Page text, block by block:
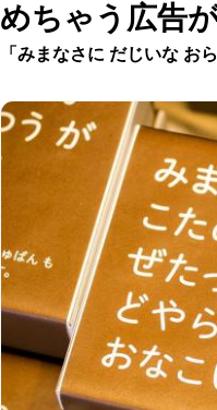
めちゃう広告
「みまなさに だじいな お